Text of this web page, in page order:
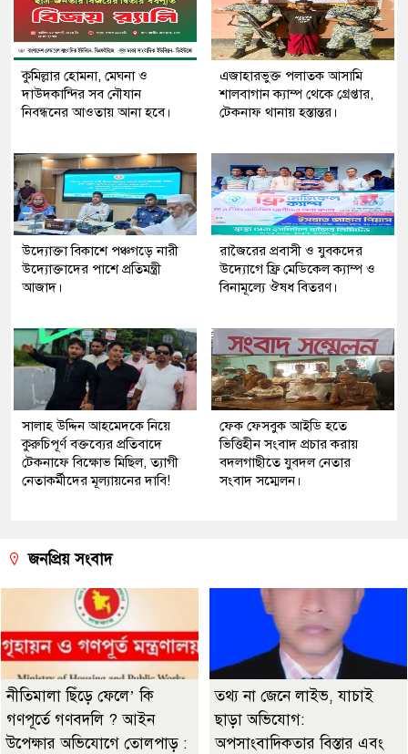
কুমিল্লার হোমনা, মেঘনা ও
দাউদকান্দির সব নৌযান
নিবন্ধনের আওতায় আনা হবে।
এজাহারভুক্ত পলাতক আসামি
শালবাগান ক্যাম্প থেকে গ্রেপ্তার,
টেকনাফ থানায় হস্তান্তর।
উদ্যোক্তা বিকাশে পঞ্চগড়ে নারী
উদ্যোক্তাদের পাশে প্রতিমন্ত্রী
আজাদ।
রাজৈরের‌ প্রবাসী ও যুবকদের
উদ্যোগে ফ্রি মেডিকেল ক্যাম্প ও
বিনামূল্যে ঔষধ বিতরণ।
সালাহ উদ্দিন আহমেদকে নিয়ে
কুরুচিপূর্ণ বক্তব্যের প্রতিবাদে
টেকনাফে বিক্ষোভ মিছিল, ত্যাগী
নেতাকর্মীদের মূল্যায়নের দাবি!
ফেক ফেসবুক আইডি হতে
ভিত্তিহীন সংবাদ প্রচার করায়
বদলগাছীতে যুবদল নেতার
সংবাদ সম্মেলন।
জনপ্রিয় সংবাদ
নীতিমালা ছিঁড়ে ফেলে’ কি
গণপূর্তে গণবদলি ? আইন
উপেক্ষার অভিযোগে তোলপাড় :
তথ্য না জেনে লাইভ, যাচাই
ছাড়া অভিযোগ:
অপসাংবাদিকতার বিস্তার এবং